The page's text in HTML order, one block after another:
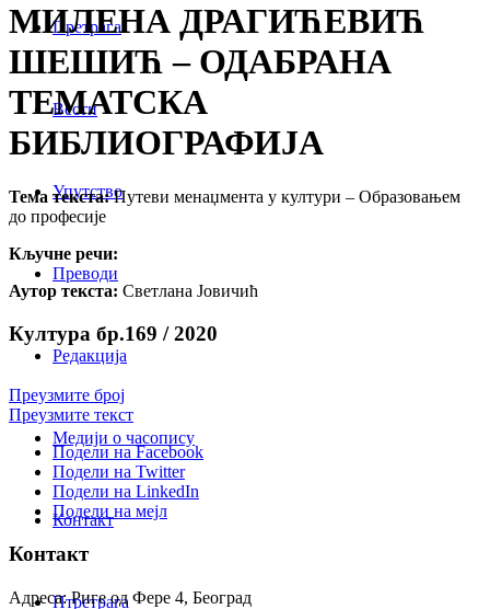
Претрага
Вести
Упутство
Преводи
Редакција
Медији о часопису
Контакт
Птретрага
МИЛЕНА ДРАГИЋЕВИЋ
ШЕШИЋ – ОДАБРАНА
ТЕМАТСКА
БИБЛИОГРАФИЈА
Тема текста:Путеви менаџмента у култури – Образовањем
до професије
Кључне речи:
Аутор текста: Светлана Јовичић
Култура бр.169 / 2020
Преузмите број
Преузмите текст
Подели на Facebook
Подели на Twitter
Подели на LinkedIn
Подели на мејл
Контакт
Адреса: Риге од Фере 4, Београд